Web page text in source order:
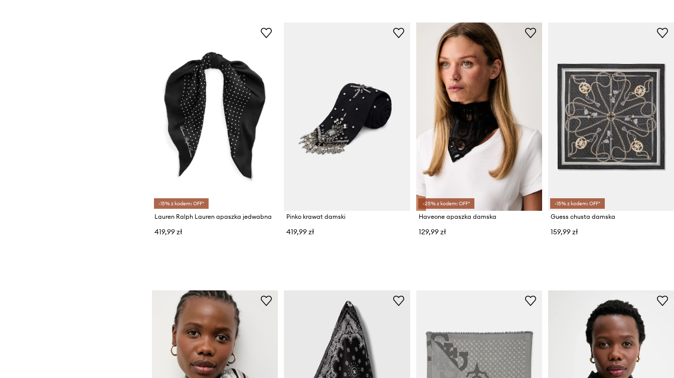
-15% z kodem: OFF*
Lauren Ralph Lauren apaszka jedwabna
419,99 zł
Pinko krawat damski
419,99 zł
-25% z kodem: OFF*
Haveone apaszka damska
129,99 zł
-15% z kodem: OFF*
Guess chusta damska
159,99 zł